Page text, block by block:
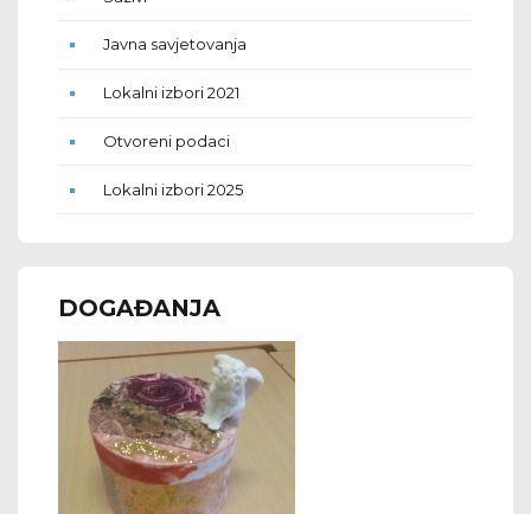
Javna savjetovanja
Lokalni izbori 2021
Otvoreni podaci
Lokalni izbori 2025
DOGAĐANJA